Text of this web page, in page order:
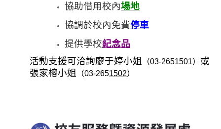
協助借用校內場地
協調於校內免費停車
提供學校紀念品
活動支援可洽詢廖于婷小姐
（03-2651501） 或
張家榕小姐
（03-2651502）